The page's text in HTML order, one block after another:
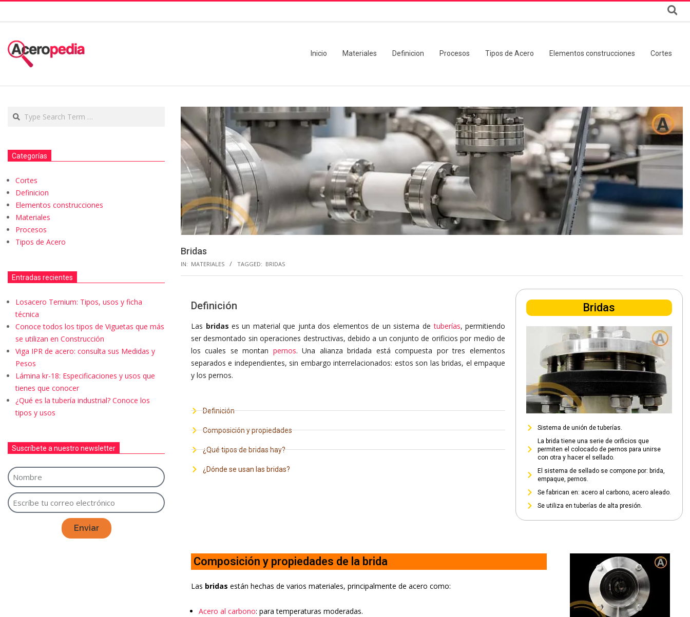
Inicio Materiales Definicion Procesos Tipos de Acero Elementos construcciones Cortes
Bridas
IN: MATERIALES TAGGED: BRIDAS
Definición
Las bridas es un material que junta dos elementos de un sistema detuberías, permitiendo
ser desmontado sin operaciones destructivas, debido a un conjunto de orificios por medio de
los cuales se montan pernos. Una alianza bridada está compuesta por tres elementos
separados e independientes, sin embargo interrelacionados: estos son las bridas, el empaque
y los pernos.
Definición
Composición y propiedades
¿Qué tipos de bridas hay?
¿Dónde se usan las bridas?
Bridas
Sistema de unión de tuberías.
La brida tiene una serie de orificios que
permiten el colocado de pernos para unirse
con otra y hacer el sellado.
El sistema de sellado se compone por: brida,
empaque, pernos.
Se fabrican en: acero al carbono, acero aleado.
Se utiliza en tuberías de alta presión.
Composición y propiedades de la brida
Las bridas están hechas de varios materiales, principalmente de acero como:
Acero al carbono: para temperaturas moderadas.
Categorías
Cortes
Definicion
Elementos construcciones
Materiales
Procesos
Tipos de Acero
Entradas recientes
Losacero Ternium: Tipos, usos y ficha
técnica
Conoce todos los tipos de Viguetas que más
se utilizan en Construcción
Viga IPR de acero: consulta sus Medidas y
Pesos
Lámina kr-18: Especificaciones y usos que
tienes que conocer
¿Qué es la tubería industrial? Conoce los
tipos y usos
Suscríbete a nuestro newsletter
Enviar